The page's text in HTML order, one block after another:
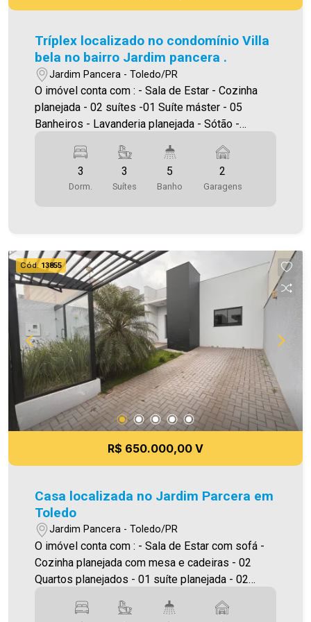
Tríplex localizado no condomínio Villa
bela no bairro Jardim pancera .
Jardim Pancera - Toledo/PR
O imóvel conta com : - Sala de Estar - Cozinha
planejada - 02 suítes -01 Suíte máster - 05
Banheiros - Lavanderia planejada - Sótão -
forno, fogão, - Espaço estendal- deck de madeira
- Piscina aquecida -Espaço para academia - 02
Vagas de garagem coberta - 05 Ar condicionado -
administrados da cidade, atuando com excelência
tanto na locação quanto na venda. Aproveite essa
oportunidade, agende uma visita! Imobiliária Ativa
| Sinta-se em casa! - As informações aqui
prestadas são verdadeiras, todavia, reservamo-
nos o direito de corrigir qualquer erro de
digitação e/ou ortografia, bem como alteração
dos preços e imagens. Fotos meramente
ilustrativas.
3
Dorm.
3
Suítes
5
Banho
2
Garagens
Cód. 13855
R$ 650.000,00 V
Casa localizada no Jardim Parcera em
Toledo
Jardim Pancera - Toledo/PR
O imóvel conta com : - Sala de Estar com sofá -
Cozinha planejada com mesa e cadeiras - 02
Quartos planejados - 01 suíte planejada - 02
Lavanderia - Sobra de terreno - Vaga de garagem